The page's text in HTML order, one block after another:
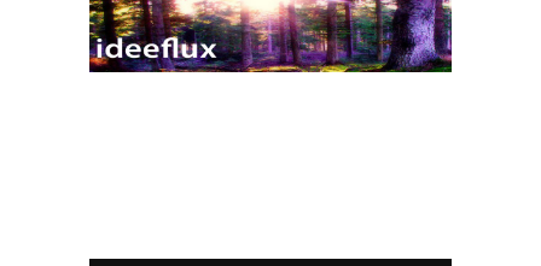
IDEEFLUX | STROOM
VAN IDEEËN